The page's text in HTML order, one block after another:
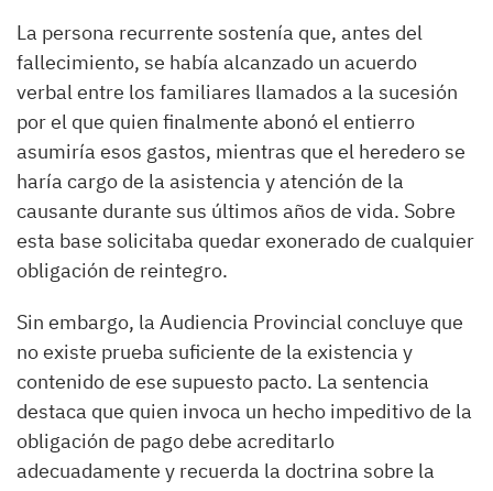
La persona recurrente sostenía que, antes del
fallecimiento, se había alcanzado un acuerdo
verbal entre los familiares llamados a la sucesión
por el que quien finalmente abonó el entierro
asumiría esos gastos, mientras que el heredero se
haría cargo de la asistencia y atención de la
causante durante sus últimos años de vida. Sobre
esta base solicitaba quedar exonerado de cualquier
obligación de reintegro.
Sin embargo, la Audiencia Provincial concluye que
no existe prueba suficiente de la existencia y
contenido de ese supuesto pacto. La sentencia
destaca que quien invoca un hecho impeditivo de la
obligación de pago debe acreditarlo
adecuadamente y recuerda la doctrina sobre la